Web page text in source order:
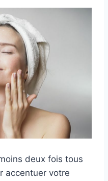
deux fois tous
accentuer votre